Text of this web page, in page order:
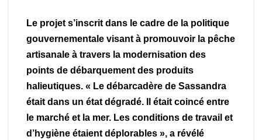
Le projet s’inscrit dans le cadre de la politique
gouvernementale visant à promouvoir la pêche
artisanale à travers la modernisation des
points de débarquement des produits
halieutiques. « Le débarcadère de Sassandra
était dans un état dégradé. Il était coincé entre
le marché et la mer. Les conditions de travail et
d’hygiène étaient déplorables », a révélé